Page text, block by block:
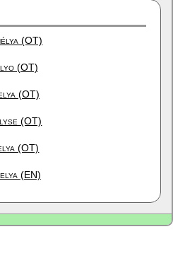
(OT)
(OT)
(OT)
(OT)
(OT)
(EN)